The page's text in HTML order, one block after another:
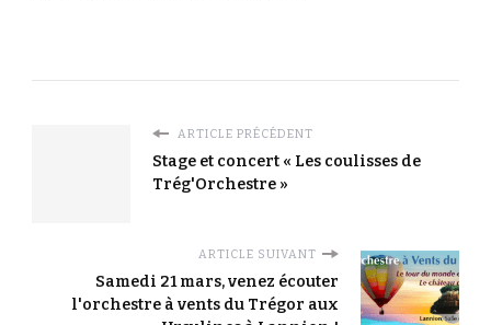
ARTICLE PRÉCÉDENT
Stage et concert « Les coulisses de
Trég'Orchestre »
ARTICLE SUIVANT
Samedi 21 mars, venez écouter
l'orchestre à vents du Trégor aux